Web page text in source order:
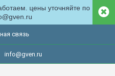
цены уточняйте по
связь
info@gven.ru